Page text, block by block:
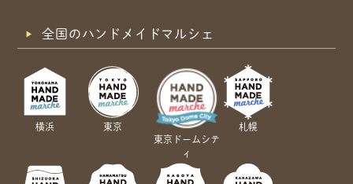
全国のハンドメイドマルシェ
横浜
東京
東京ドームシテ
ィ
札幌